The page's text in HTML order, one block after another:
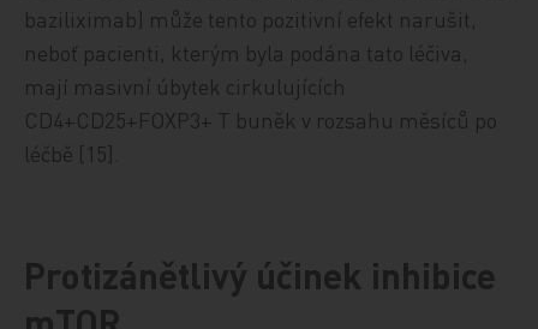
baziliximab) může tento pozitivní efekt narušit,
neboť pacienti, kterým byla podána tato léčiva,
mají masivní úbytek cirkulujících
CD4+CD25+FOXP3+ T buněk v rozsahu měsíců po
léčbě [15].
Protizánětlivý účinek inhibice